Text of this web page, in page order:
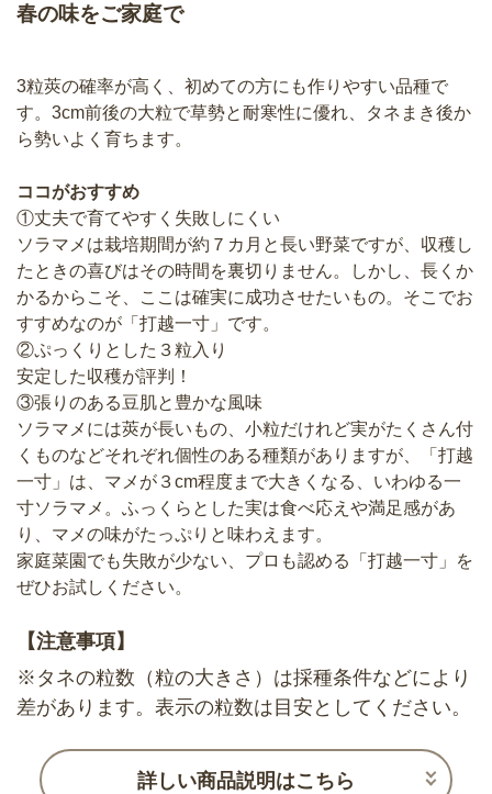
春の味をご家庭で
3粒莢の確率が高く、初めての方にも作りやすい品種で
す。3cm前後の大粒で草勢と耐寒性に優れ、タネまき後か
ら勢いよく育ちます。
ココがおすすめ
①丈夫で育てやすく失敗しにくい
ソラマメは栽培期間が約７カ月と長い野菜ですが、収穫し
たときの喜びはその時間を裏切りません。しかし、長くか
かるからこそ、ここは確実に成功させたいもの。そこでお
すすめなのが「打越一寸」です。
②ぷっくりとした３粒入り
安定した収穫が評判！
③張りのある豆肌と豊かな風味
ソラマメには莢が長いもの、小粒だけれど実がたくさん付
くものなどそれぞれ個性のある種類がありますが、「打越
一寸」は、マメが３cm程度まで大きくなる、いわゆる一
寸ソラマメ。ふっくらとした実は食べ応えや満足感があ
り、マメの味がたっぷりと味わえます。
家庭菜園でも失敗が少ない、プロも認める「打越一寸」を
ぜひお試しください。
【注意事項】
※タネの粒数（粒の大きさ）は採種条件などにより
差があります。表示の粒数は目安としてください。
詳しい商品説明はこちら